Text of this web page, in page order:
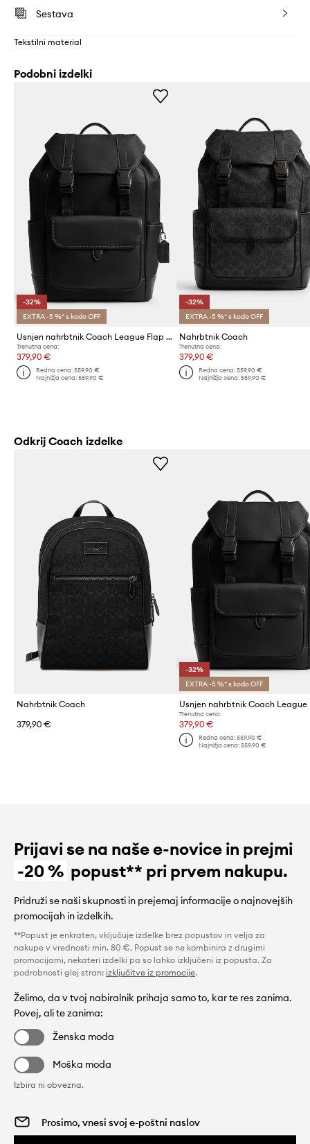
Sestava
Tekstilni material
Podobni izdelki
-32%
EXTRA -5 %* s kodo OFF
Usnjen nahrbtnik Coach League Flap Backpack
Trenutna cena:
379,90 €
Redna cena:559,90 €
Najnižja cena:559,90 €
-32%
EXTRA -5 %* s kodo OFF
Nahrbtnik Coach
Trenutna cena:
379,90 €
Redna cena: 559,90 €
Najnižja cena: 559,90 €
Odkrij Coach izdelke
Nahrbtnik Coach
379,90 €
-32%
EXTRA -5 %* s kodo OFF
Trenutna cena:
379,90 €
Redna cena: 559,90 €
Najnižja cena: 559,90 €
Prijavi se na naše e-novice in prejmi
-20 % popust** pri prvem nakupu.
Pridruži se naši skupnosti in prejemaj informacije o najnovejših
promocijah in izdelkih.
**Popust je enkraten, vključuje izdelke brez popustov in velja za
nakupe v vrednosti min. 80 €. Popust se ne kombinira z drugimi
promocijami, nekateri izdelki pa so lahko izključeni iz popusta. Za
podrobnosti glej stran: izključitve iz promocije.
Želimo, da v tvoj nabiralnik prihaja samo to, kar te res zanima.
Povej, ali te zanima:
Ženska moda
Moška moda
Izbira ni obvezna.